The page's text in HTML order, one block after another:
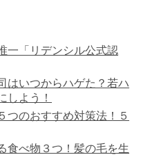
一「リデンシル公式認
はいつからハゲた？若ハ
しよう！
つのおすすめ対策法！５
食べ物３つ！髪の毛を生